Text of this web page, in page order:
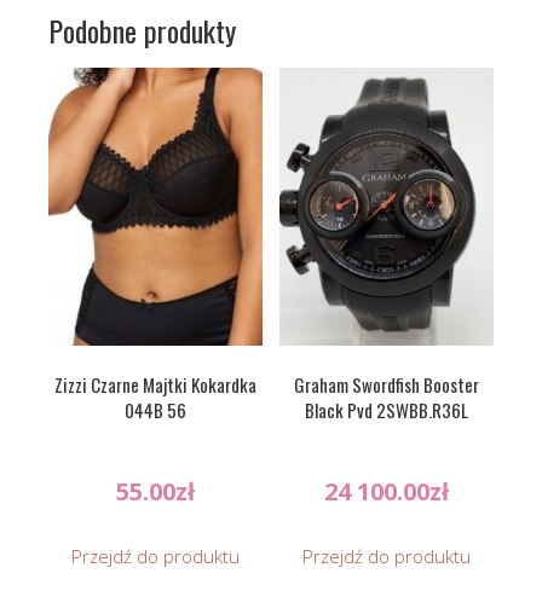
Podobne produkty
Zizzi Czarne Majtki Kokardka
044B 56
55.00zł
Przejdź do produktu
Graham Swordfish Booster
Black Pvd 2SWBB.R36L
24 100.00zł
Przejdź do produktu